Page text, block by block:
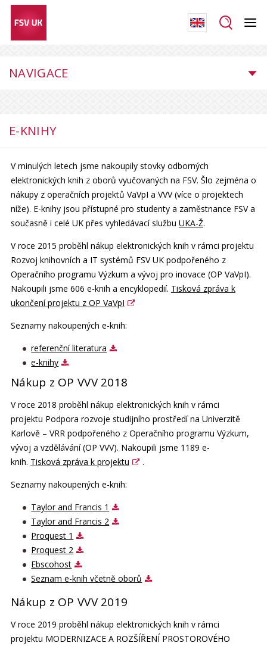
NAVIGACE
E-KNIHY
V minulých letech jsme nakoupily stovky odborných
elektronických knih z oborů vyučovaných na FSV. Šlo zejména o
nákupy z operačních projektů VaVpI a VVV (více o projektech
níže). E-knihy jsou přístupné pro studenty a zaměstnance FSV a
současně i celé UK přes vyhledávací službu UKA-Ž.
V roce 2015 proběhl nákup elektronických knih v rámci projektu
Rozvoj knihovních a IT systémů FSV UK podpořeného z
Operačního programu Výzkum a vývoj pro inovace (OP VaVpI).
Nakoupili jsme 606 e-knih a encyklopedií. Tisková zpráva k
ukončení projektu z OP VaVpI
Seznamy nakoupených e-knih:
referenční literatura
e-knihy
Nákup z OP VVV 2018
V roce 2018 proběhl nákup elektronických knih v rámci
projektu Podpora rozvoje studijního prostředí na Univerzitě
Karlově – VRR podpořeného z Operačního programu Výzkum,
vývoj a vzdělávání (OP VVV). Nakoupili jsme 1189 e-
knih. Tisková zpráva k projektu
.
Seznamy nakoupených e-knih:
Taylor and Francis 1
Taylor and Francis 2
Proquest 1
Proquest 2
Ebscohost
Seznam e-knih včetně oborů
Nákup z OP VVV 2019
V roce 2019 proběhl nákup elektronických knih v rámci
projektu MODERNIZACE A ROZŠÍŘENÍ PROSTOROVÉHO